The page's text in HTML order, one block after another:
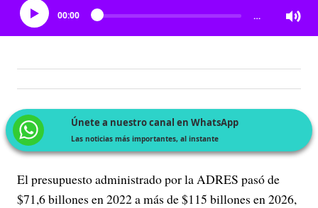
00:00 …
Únete a nuestro canal en WhatsApp
Las noticias más importantes, al instante
El presupuesto administrado por la ADRES pasó de
$71,6 billones en 2022 a más de $115 billones en 2026,